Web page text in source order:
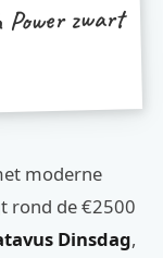
Power zwart
moderne
rond de €2500
Dinsdag,